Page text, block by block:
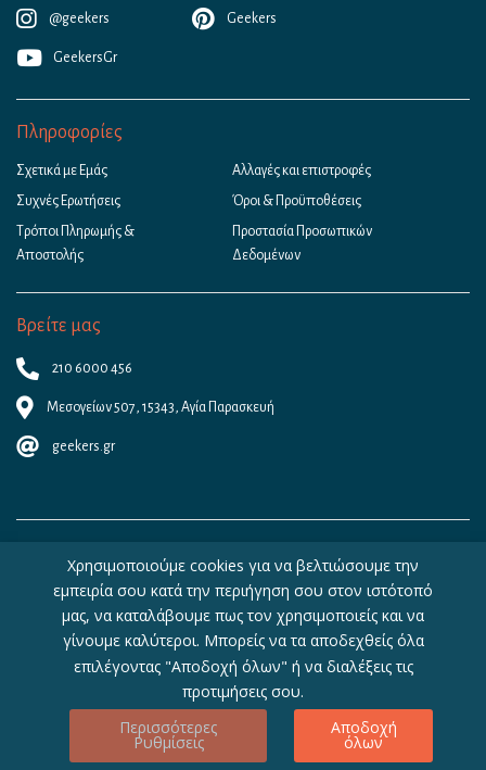
@geekers
GeekersGr
Geekers
Πληροφορίες
Σχετικά με Εμάς
Συχνές Ερωτήσεις
Τρόποι Πληρωμής &
Αποστολής
Αλλαγές και επιστροφές
Όροι & Προϋποθέσεις
Προστασία Προσωπικών
Δεδομένων
Βρείτε μας
210 6000 456
Μεσογείων 507, 15343, Αγία Παρασκευή
geekers.gr
Copyright © 2026 - Geekers.gr | Designed by
Woocommerce
WebHosting|4U
Χρησιμοποιούμε cookies για να βελτιώσουμε την
εμπειρία σου κατά την περιήγηση σου στον ιστότοπό
μας, να καταλάβουμε πως τον χρησιμοποιείς και να
γίνουμε καλύτεροι. Μπορείς να τα αποδεχθείς όλα
επιλέγοντας "Αποδοχή όλων" ή να διαλέξεις τις
προτιμήσεις σου.
Περισσότερες
Ρυθμίσεις
Αποδοχή
όλων